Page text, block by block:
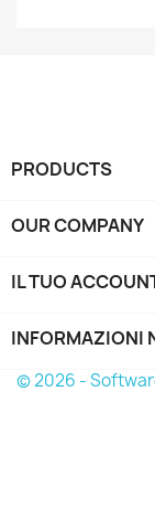
PRODUCTS
OUR COMPANY
IL TUO
INFORMAZIONI
© 2026 -